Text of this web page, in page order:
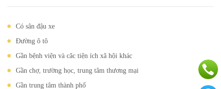
Có sân đậu xe
Đường ô tô
Gần bệnh viện và câc tiện ích xã hội khác
Gần chợ, trường học, trung tâm thương mại
Gần trung tâm thành phố